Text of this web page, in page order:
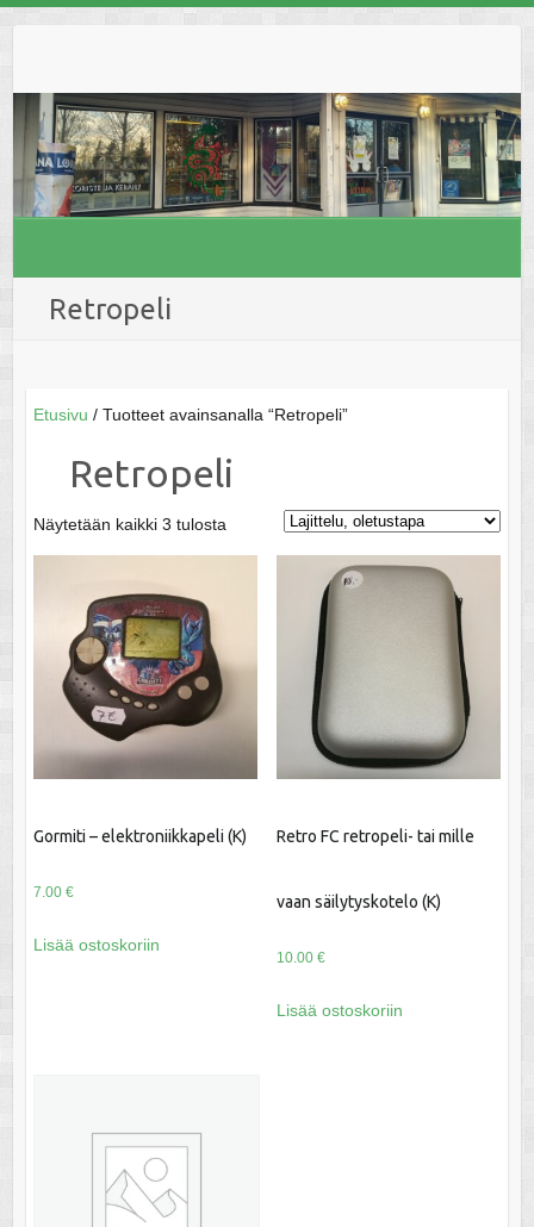
Retropeli
Etusivu / Tuotteet avainsanalla “Retropeli”
Retropeli
Näytetään kaikki 3 tulosta
Gormiti – elektroniikkapeli (K)
7.00 €
Lisää ostoskoriin
Retro FC retropeli- tai mille
vaan säilytyskotelo (K)
10.00 €
Lisää ostoskoriin